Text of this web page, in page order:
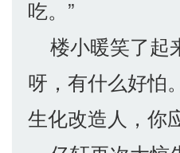
吃。”
楼小暖笑了起
呀，有什么好怕
生化改造人，你